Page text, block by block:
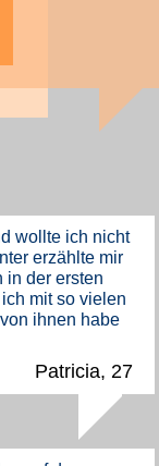
wollte ich nicht
erzählte mir
in der ersten
mit so vielen
ihnen habe
Patricia, 27